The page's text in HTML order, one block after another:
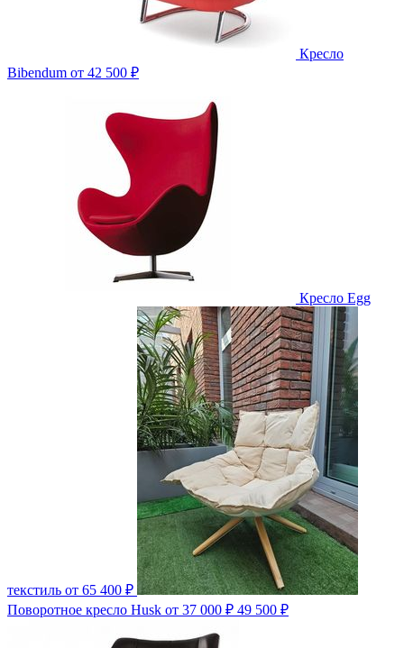
Кресло
Bibendum от 42 500 ₽
Кресло Egg
текстиль от 65 400 ₽
Поворотное кресло Husk от 37 000 ₽ 49 500 ₽